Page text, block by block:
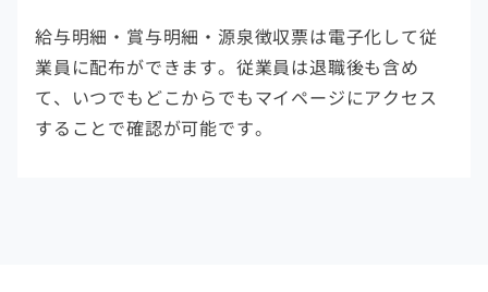
給与明細・賞与明細・源泉徴収票は電子化して従
業員に配布ができます。従業員は退職後も含め
て、いつでもどこからでもマイページにアクセス
することで確認が可能です。